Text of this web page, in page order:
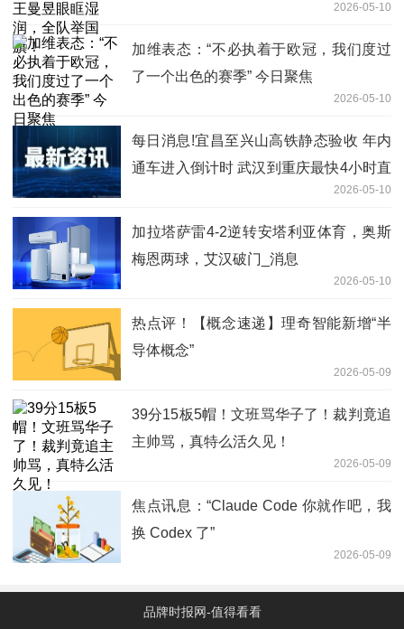
2026-05-10
加维表态：“不必执着于欧冠，我们度过
了一个出色的赛季” 今日聚焦
2026-05-10
每日消息!宜昌至兴山高铁静态验收 年内
通车进入倒计时 武汉到重庆最快4小时直
2026-05-10
加拉塔萨雷4-2逆转安塔利亚体育，奥斯
梅恩两球，艾汉破门_消息
2026-05-10
热点评！【概念速递】理奇智能新增“半
导体概念”
2026-05-09
39分15板5帽！文班骂华子了！裁判竟追
主帅骂，真特么活久见！
2026-05-09
焦点讯息：“Claude Code 你就作吧，我
换 Codex 了”
2026-05-09
品牌时报网-值得看看